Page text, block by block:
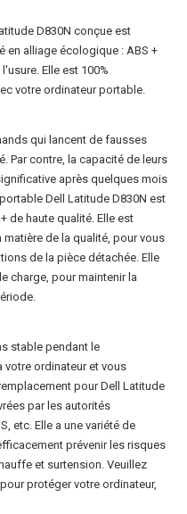
D830N conçue est
en alliage écologique : ABS +
Elle est 100%
votre ordinateur portable.
qui lancent de fausses
Par contre, la capacité de leurs
après quelques mois
Dell Latitude D830N est
de haute qualité. Elle est
de la qualité, pour vous
de la pièce détachée. Elle
charge, pour maintenir la
stable pendant le
ordinateur et vous
pour Dell Latitude
par les autorités
etc. Elle a une variété de
prévenir les risques
et surtension. Veuillez
protéger votre ordinateur,